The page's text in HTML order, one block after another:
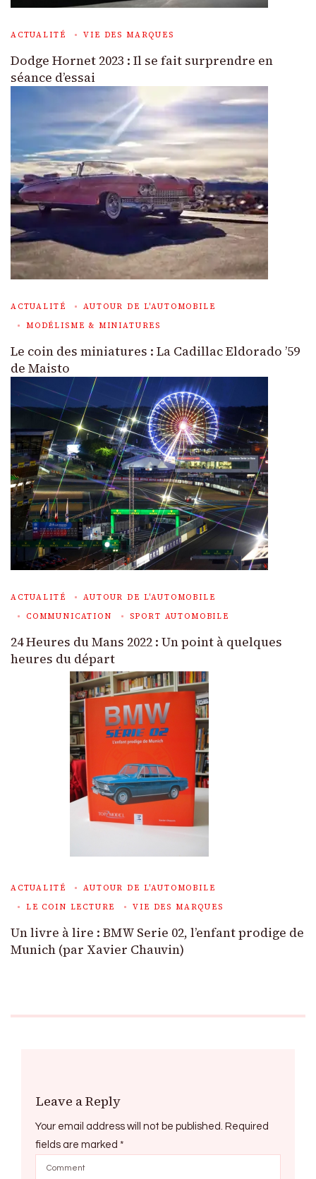
ACTUALITÉ VIE DES MARQUES
Dodge Hornet 2023 : Il se fait surprendre en
séance d’essai
ACTUALITÉ
AUTOUR DE L'AUTOMOBILE
MODÉLISME & MINIATURES
Le coin des miniatures : La Cadillac Eldorado ’59
de Maisto
ACTUALITÉ
AUTOUR DE L'AUTOMOBILE
COMMUNICATION
SPORT AUTOMOBILE
24 Heures du Mans 2022 : Un point à quelques
heures du départ
ACTUALITÉ
AUTOUR DE L'AUTOMOBILE
LE COIN LECTURE
VIE DES MARQUES
Un livre à lire : BMW Serie 02, l’enfant prodige de
Munich (par Xavier Chauvin)
Leave a Reply
Your email address will not be published.
Required
fields are marked *